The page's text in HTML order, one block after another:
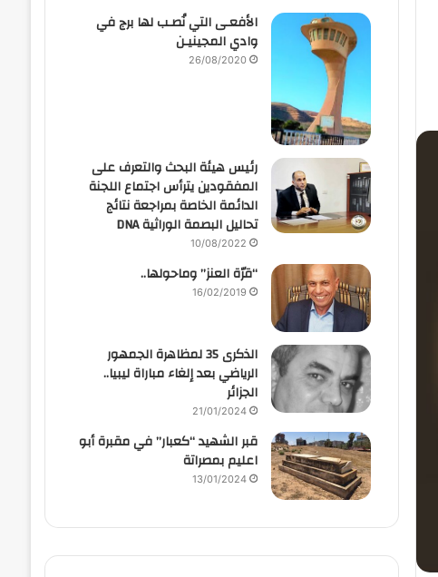
الأفعـى التي نُصـب لها برج في
وادي المجينيـن
26/08/2020
رئيس هيئة البحث والتعرف على
المفقودين يترأس اجتماع اللجنة
الدائمة الخاصة بمراجعة نتائج
تحاليل البصمة الوراثية DNA
10/08/2022
“قرّة العنز” وماحولها..
16/02/2019
الذكرى 35 لمظاهرة الجمهور
الرياضي بعد إلغاء مباراة ليبيا..
الجزائر
21/01/2024
قبر الشهيد “كعبار” في مقبرة أبو
اعليم بمصراتة
13/01/2024